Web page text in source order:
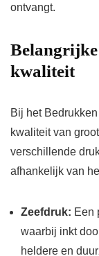
ontvangt.
kwaliteit
Bij het
kwaliteit van
verschillende
afhankelijk van
Zeefdruk: Een
waarbij inkt
heldere en